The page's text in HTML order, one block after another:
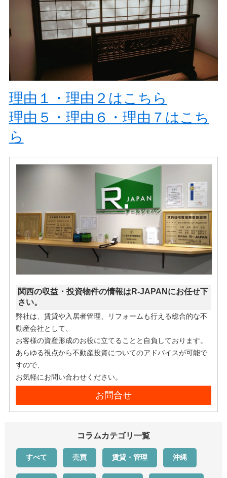
理由１・理由２はこちら
理由５・理由６・理由７はこち
ら
関西の収益・投資物件の情報はR-JAPANにお任せ下
さい。
弊社は、賃貸や入居者管理、リフォームも行える総合的な不
動産会社として、
お客様の資産形成のお役に立てることと自負しております。
あらゆる視点から不動産投資についてのアドバイスが可能で
すので、
お気軽にお問い合わせください。
お問合せ
コラムカテゴリ一覧
すべて 売買 賃貸・管理 沖縄